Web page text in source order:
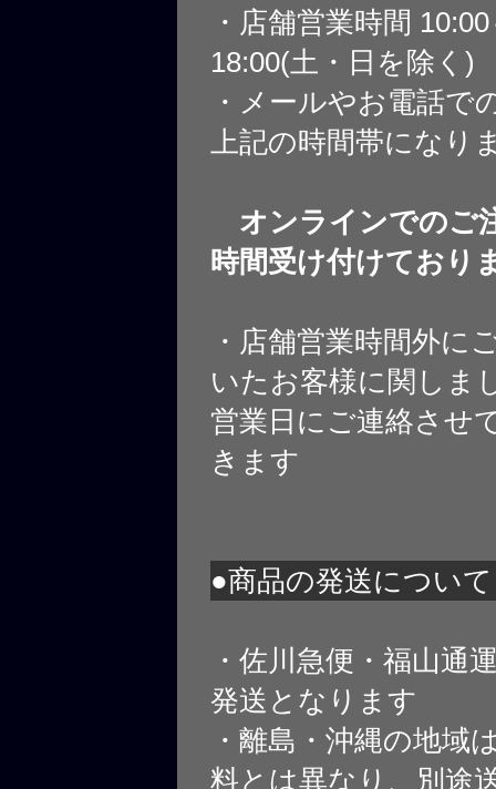
・店舗営業時間
18:00(土・日を除く)
・メールやお電話で
上記の時間帯になり
オンラインでのご
時間受け付けており
・店舗営業時間外に
いたお客様に関しま
営業日にご連絡させ
きます
●商品の発送について
・佐川急便・福山通
発送となります
・離島・沖縄の地域
料とは異なり、別途